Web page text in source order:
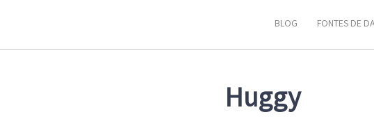
BLOG FONTES DE
Huggy